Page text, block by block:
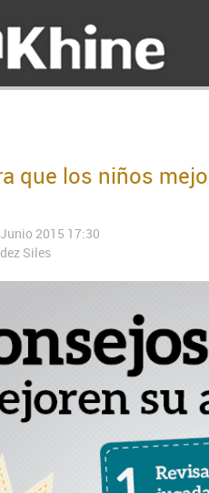
que los niños
2015 17:30
Siles